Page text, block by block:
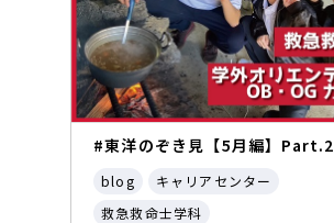
#東洋のぞき見【5月編】Part.2
blog
キャリアセンター
救急救命士学科